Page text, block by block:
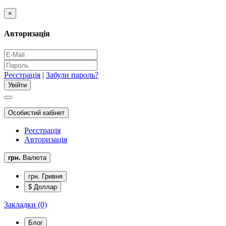
×
Авторизація
Реєстрація | Забули пароль?
Особистий кабінет
Реєстрація
Авторизація
грн. Валюта
грн. Гривня
$ Доллар
Закладки (0)
Блог